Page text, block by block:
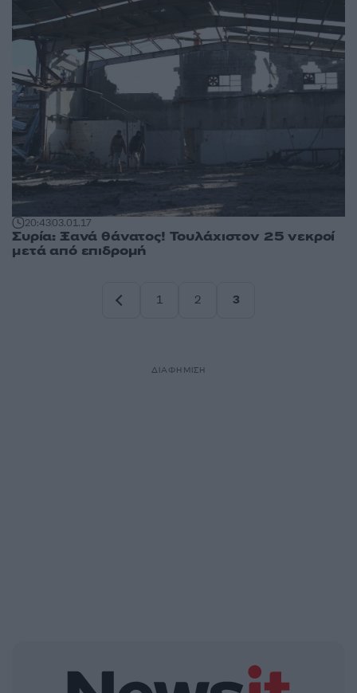
20:4303.01.17
Συρία: Ξανά θάνατος! Τουλάχιστον 25 νεκροί
μετά από επιδρομή
1
2
3
ΔΙΑΦΗΜΙΣΗ